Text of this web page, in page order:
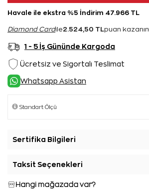
Havale ile ekstra %5 İndirim 47.966 TL
Diamond Cardile2.524,50 TL puan kazanın
1 - 5 İş Gününde Kargoda
Ücretsiz ve Sigortalı Teslimat
Whatsapp Asistan
Sertifika Bilgileri
Taksit Seçenekleri
Hangi mağazada var?